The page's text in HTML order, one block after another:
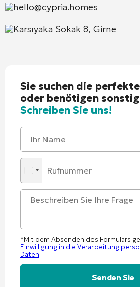
hello@cypria.homes
Karsıyaka Sokak 8, Girne
Sie suchen die
oder benötigen
Schreiben Sie uns!
*Mit dem Absenden des Formulars
Einwilligung in die Verarbeitung
Daten